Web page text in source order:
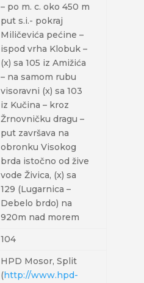
– po m. c. oko 450 m
put s.i.- pokraj
Miličevića pećine –
ispod vrha Klobuk –
(x) sa 105 iz Amižića
– na samom rubu
visoravni (x) sa 103
iz Kučina – kroz
Žrnovničku dragu –
put završava na
obronku Visokog
brda istočno od žive
vode Živica, (x) sa
129 (Lugarnica –
Debelo brdo) na
920m nad morem
104
HPD Mosor, Split
(http://www.hpd-